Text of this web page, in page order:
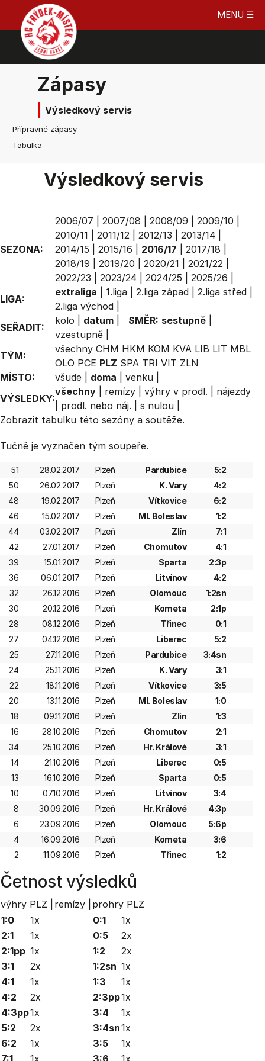
MENU ☰
Zápasy
Výsledkový servis
Přípravné zápasy
Tabulka
Výsledkový servis
SEZONA:
2006/07 2007/08 2008/09 2009/10
2010/11
2011/12 2012/13 2013/14
2014/15
2015/16 2016/17 2017/18
2018/19
2019/20 2020/21 2021/22
2022/23
2023/24 2024/25 2025/26
LIGA:
extraliga 1.liga 2.liga západ 2.liga střed
2.liga východ
SEŘADIT:
kolo datum SMĚR: sestupně
vzestupně
TÝM:
všechny CHM HKM KOM KVA LIB LIT MBL
OLO PCE PLZ SPA TRI VIT ZLN
MÍSTO:
všude doma venku
VÝSLEDKY:
všechny remízy výhry v prodl.
nájezdy
prodl. nebo náj. s nulou
Zobrazit tabulku této sezóny a soutěže.
Tučně je vyznačen tým soupeře.
51 28.02.2017 Plzeň Pardubice
5:2
50
26.02.2017 Plzeň K. Vary
4:2
48
19.02.2017 Plzeň Vítkovice
6:2
46
15.02.2017 Plzeň Ml. Boleslav
1:2
44
03.02.2017 Plzeň Zlín
7:1
42
27.01.2017 Plzeň Chomutov
4:1
39
15.01.2017 Plzeň Sparta
2:3p
36
06.01.2017 Plzeň Litvínov
4:2
32
26.12.2016 Plzeň Olomouc
1:2sn
30
20.12.2016 Plzeň Kometa
2:1p
28
08.12.2016 Plzeň Třinec
0:1
27
04.12.2016 Plzeň Liberec
5:2
25
27.11.2016 Plzeň Pardubice
3:4sn
24
25.11.2016 Plzeň K. Vary
3:1
22
18.11.2016 Plzeň Vítkovice
3:5
20
13.11.2016 Plzeň Ml. Boleslav
1:0
18
09.11.2016 Plzeň Zlín
1:3
16
28.10.2016 Plzeň Chomutov
2:1
34
25.10.2016 Plzeň Hr. Králové
3:1
14
21.10.2016 Plzeň Liberec
0:5
13
16.10.2016 Plzeň Sparta
0:5
10
07.10.2016 Plzeň Litvínov
3:4
8
30.09.2016 Plzeň Hr. Králové
4:3p
6
23.09.2016 Plzeň Olomouc
5:6p
4
16.09.2016 Plzeň Kometa
3:6
2
11.09.2016 Plzeň Třinec 1:2
Četnost výsledků
výhry PLZ | remízy |
prohry PLZ
1:0
1x
2:1
1x
2:1pp 1x
3:1
2x
4:1
1x
4:2
2x
4:3pp1x
5:2
2x
6:2
1x
7:1
1x
0:1
1x
0:5
2x
1:2
2x
1:2sn 1x
1:3
1x
2:3pp1x
3:4
1x
3:4sn1x
3:5
1x
3:6
1x